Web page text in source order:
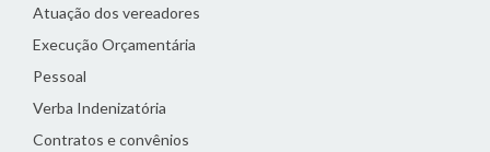
Atuação dos vereadores
Execução Orçamentária
Pessoal
Verba Indenizatória
Contratos e convênios